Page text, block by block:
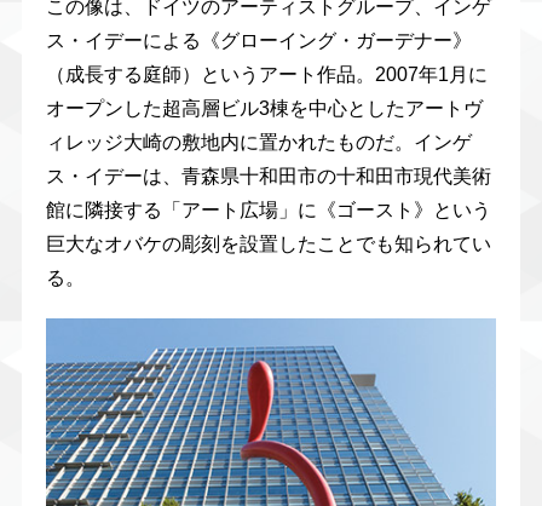
この像は、ドイツのアーティストグループ、インゲ
ス・イデーによる《グローイング・ガーデナー》
（成長する庭師）というアート作品。2007年1月に
オープンした超高層ビル3棟を中心としたアートヴ
ィレッジ大崎の敷地内に置かれたものだ。インゲ
ス・イデーは、青森県十和田市の十和田市現代美術
館に隣接する「アート広場」に《ゴースト》という
巨大なオバケの彫刻を設置したことでも知られてい
る。